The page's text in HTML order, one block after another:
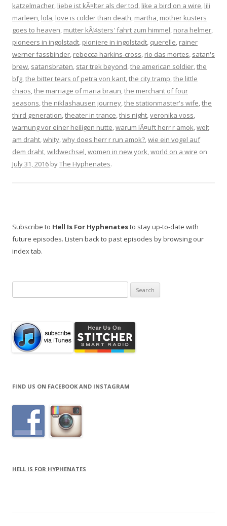
katzelmacher, liebe ist kÃ¤lter als der tod, like a bird on a wire, lili
marleen, lola, love is colder than death, martha, mother kusters
goes to heaven, mutter kÃ¼sters' fahrt zum himmel, nora helmer,
pioneers in ingolstadt, pioniere in ingolstadt, querelle, rainer
werner fassbinder, rebecca harkins-cross, rio das mortes, satan's
brew, satansbraten, star trek beyond,the american soldier,the
bfg,the bitter tears of petra von kant,the city tramp,the little
chaos,the marriage of maria braun,the merchant of four
seasons,the niklashausen journey,the stationmaster's wife,the
third generation,theater in trance,this night,veronika voss,
warnung vor einer heiligen nutte,warum lÃ¤uft herr r amok,welt
am draht,whity,why does herr r run amok?,wie ein vogel auf
dem draht,wildwechsel,women in new york,world on a wire on
July 31, 2016 byThe Hyphenates.
Subscribe to Hell Is For Hyphenatesto stay up-to-date with
future episodes. Listen back to past episodes by browsing our
index tab.
for:
FIND US ON FACEBOOK AND INSTAGRAM
HELL IS FOR HYPHENATES